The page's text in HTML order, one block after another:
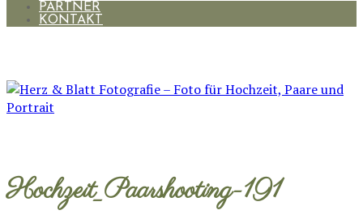
PARTNER
KONTAKT
Hochzeit_Paarshooting-191